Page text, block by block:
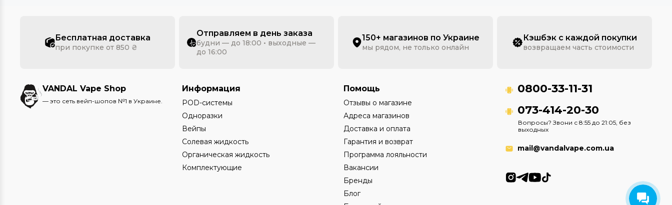
Бесплатная доставка
при покупке от 850 ₴
Отправляем в день заказа
будни — до 18:00 • выходные —
до 16:00
150+ магазинов по Украине
мы рядом, не только онлайн
Кэшбэк с каждой покупки
возвращаем часть стоимости
VANDAL Vape Shop
— это сеть вейп-шопов №1 в Украине.
Информация
POD-системы
Одноразки
Вейпы
Солевая жидкость
Органическая жидкость
Комплектующие
Помощь
Отзывы о магазине
Адреса магазинов
Доставка и оплата
Гарантия и возврат
Программа лояльности
Вакансии
Бренды
Блог
0800-33-11-31
073-414-20-30
Вопросы? Звони с 8:55 до 21:05, без
выходных
mail@vandalvape.com.ua